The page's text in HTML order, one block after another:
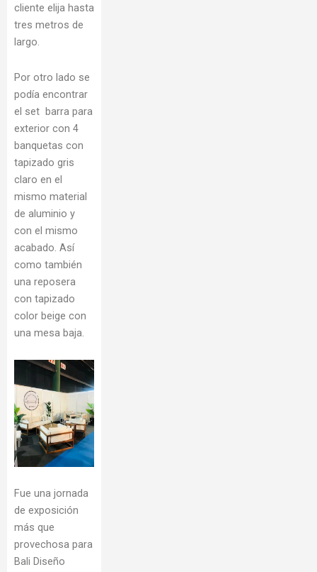
cliente elija hasta
tres metros de
largo.
Por otro lado se
podía encontrar
el set barra para
exterior con 4
banquetas con
tapizado gris
claro en el
mismo material
de aluminio y
con el mismo
acabado. Así
como también
una reposera
con tapizado
color beige con
una mesa baja.
Fue una jornada
de exposición
más que
provechosa para
Bali Diseño